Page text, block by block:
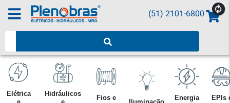
(51) 2101-6800
Elétrica
Hidráulicos
Fios e
Energia
EPIs